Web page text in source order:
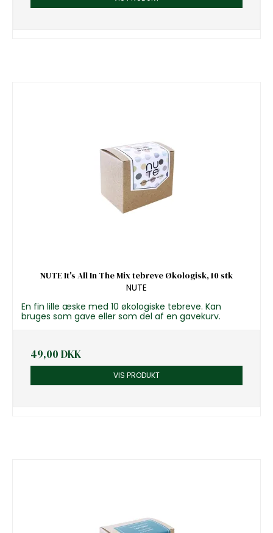
NUTE It's All In The Mix tebreve Økologisk, 10 stk
NUTE
En fin lille æske med 10 økologiske tebreve. Kan
bruges som gave eller som del af en gavekurv.
49,00 DKK
VIS PRODUKT